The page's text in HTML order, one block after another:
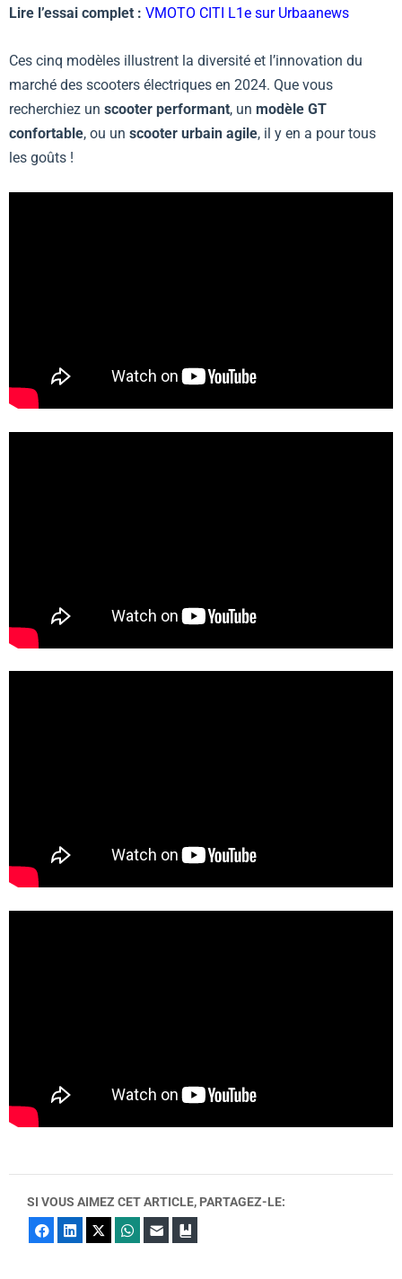
Lire l’essai complet : VMOTO CITI L1e sur Urbaanews
Ces cinq modèles illustrent la diversité et l’innovation du
marché des scooters électriques en 2024. Que vous
recherchiez un scooter performant, un modèle GT
confortable, ou un scooter urbain agile, il y en a pour tous
les goûts !
SI VOUS AIMEZ CET ARTICLE, PARTAGEZ-LE:
FacebookLinkedIn WhatsApp
E-mail